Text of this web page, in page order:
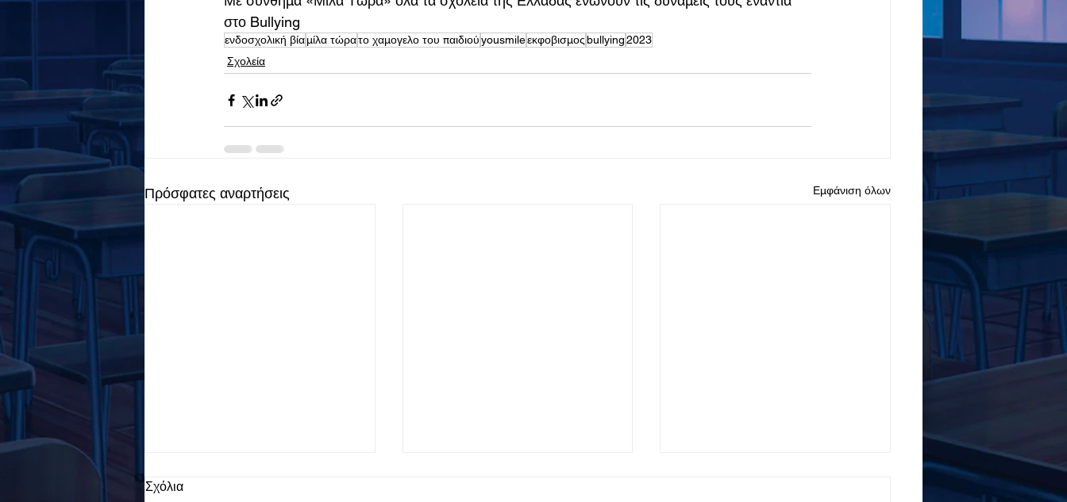
στο Bullying
ενδοσχολική βίαμίλα τώρατο χαμογελο του παιδιούyousmileεκφοβισμοςbullying2023
Σχολεία
Πρόσφατες αναρτήσεις Εμφάνιση όλων
Σχόλια